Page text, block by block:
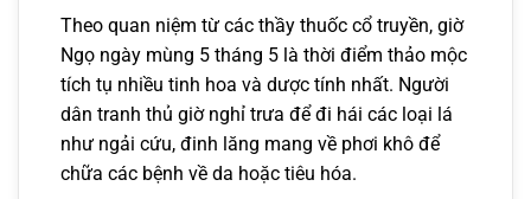
Theo quan niệm từ các thầy thuốc cổ truyền, giờ
Ngọ ngày mùng 5 tháng 5 là thời điểm thảo mộc
tích tụ nhiều tinh hoa và dược tính nhất. Người
dân tranh thủ giờ nghỉ trưa để đi hái các loại lá
như ngải cứu, đinh lăng mang về phơi khô để
chữa các bệnh về da hoặc tiêu hóa.